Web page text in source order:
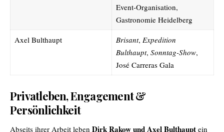
Event-Organisation,
Gastronomie Heidelberg
Axel Bulthaupt
Brisant, Expedition
Bulthaupt, Sonntag-Show,
José Carreras Gala
Privatleben, Engagement &
Persönlichkeit
Abseits ihrer Arbeit leben Dirk Rakow und Axel Bulthaupt ein